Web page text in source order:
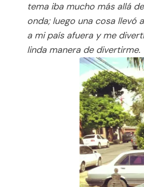
tema iba mucho más allá
onda; luego una cosa llevó
a mi país afuera y me
linda manera de divertirme.